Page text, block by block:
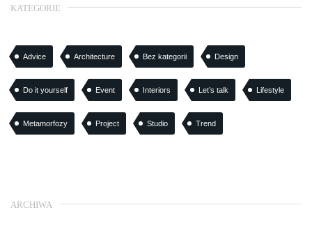
KATEGORIE
Advice Architecture Bez kategorii Design
Do it yourself Event Interiors Let’s talk Lifestyle
Metamorfozy Project Studio Trend
ARCHIWA